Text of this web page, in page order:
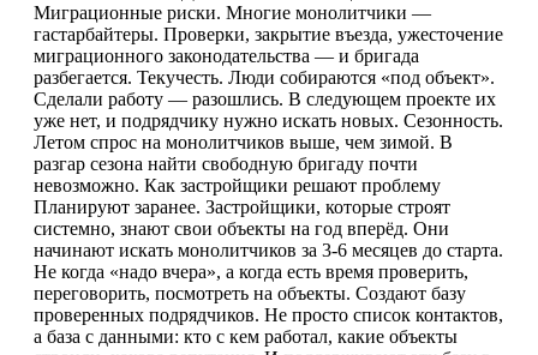
Миграционные риски. Многие монолитчики —
гастарбайтеры. Проверки, закрытие въезда, ужесточение
миграционного законодательства — и бригада
разбегается. Текучесть. Люди собираются «под объект».
Сделали работу — разошлись. В следующем проекте их
уже нет, и подрядчику нужно искать новых. Сезонность.
Летом спрос на монолитчиков выше, чем зимой. В
разгар сезона найти свободную бригаду почти
невозможно. Как застройщики решают проблему
Планируют заранее. Застройщики, которые строят
системно, знают свои объекты на год вперёд. Они
начинают искать монолитчиков за 3-6 месяцев до старта.
Не когда «надо вчера», а когда есть время проверить,
переговорить, посмотреть на объекты. Создают базу
проверенных подрядчиков. Не просто список контактов,
а база с данными: кто с кем работал, какие объекты